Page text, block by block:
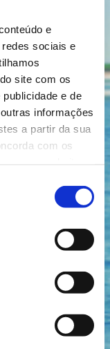
e
sociais e
site com os
e de
informações
a partir da sua
com os
Next